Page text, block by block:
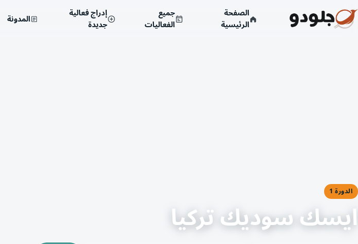
الصفحة
الرئيسية
جميع
الفعاليات
إدراج فعالية
جديدة المدونة
الدورة 1
ايسك سوديك تركيا